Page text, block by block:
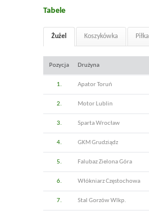
Tabele
Żużel Koszykówka Piłka
Pozycja Drużyna
1. Apator Toruń
2. Motor Lublin
3. Sparta Wrocław
4. GKM Grudziądz
5. Falubaz Zielona Góra
6. Włókniarz Częstochowa
7. Stal Gorzów Wlkp.